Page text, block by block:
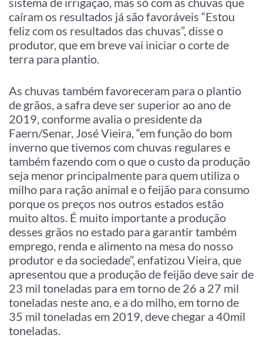
caíram os resultados já são favoráveis “Estou
feliz com os resultados das chuvas”, disse o
produtor, que em breve vai iniciar o corte de
terra para plantio.
As chuvas também favoreceram para o plantio
de grãos, a safra deve ser superior ao ano de
2019, conforme avalia o presidente da
Faern/Senar, José Vieira, “em função do bom
inverno que tivemos com chuvas regulares e
também fazendo com o que o custo da produção
seja menor principalmente para quem utiliza o
milho para ração animal e o feijão para consumo
porque os preços nos outros estados estão
muito altos. É muito importante a produção
desses grãos no estado para garantir também
emprego, renda e alimento na mesa do nosso
produtor e da sociedade”, enfatizou Vieira, que
apresentou que a produção de feijão deve sair de
23 mil toneladas para em torno de 26 a 27 mil
toneladas neste ano, e a do milho, em torno de
35 mil toneladas em 2019, deve chegar a 40mil
toneladas.